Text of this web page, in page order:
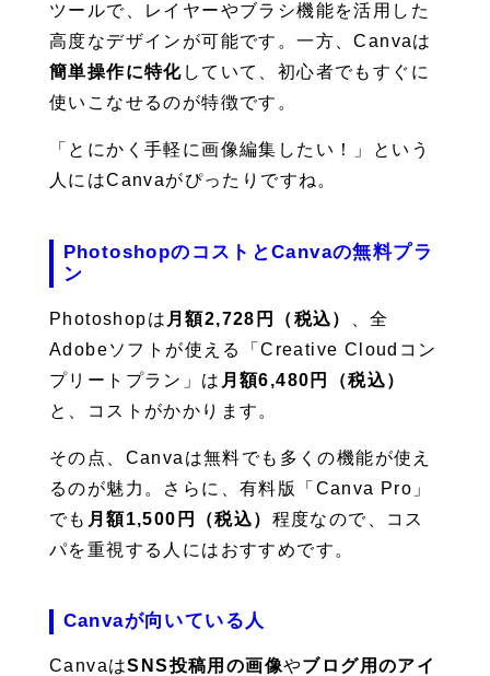
ツールで、レイヤーやブラシ機能を活用した
高度なデザインが可能です。一方、Canvaは
簡単操作に特化 していて、初心者でもすぐに
使いこなせるのが特徴です。
「とにかく手軽に画像編集したい！」という
人にはCanvaがぴったりですね。
PhotoshopのコストとCanvaの無料プラ
ン
Photoshopは 月額2,728円（税込）
、全
Adobeソフトが使える「Creative Cloudコン
プリートプラン」は 月額6,480円（税込）
と、コストがかかります。
その点、Canvaは無料でも多くの機能が使え
るのが魅力。さらに、有料版「Canva Pro」
でも 月額1,500円（税込） 程度なので、コス
パを重視する人にはおすすめです。
Canvaが向いている人
CanvaはSNS投稿用の画像やブログ用のアイ